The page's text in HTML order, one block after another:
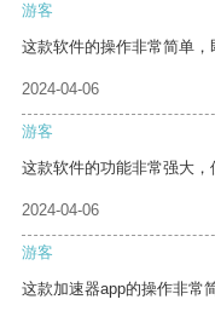
游客
这款软件的操作非常简单，
2024-04-06
游客
这款软件的功能非常强大，
2024-04-06
游客
这款加速器app的操作非常